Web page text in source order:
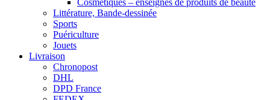
Cosmétiques – enseignes de produits de beauté
Littérature, Bande-dessinée
Sports
Puériculture
Jouets
Livraison
Chronopost
DHL
DPD France